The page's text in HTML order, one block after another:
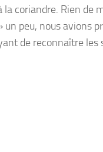
coriandre. Rien de
peu, nous avions
de reconnaître